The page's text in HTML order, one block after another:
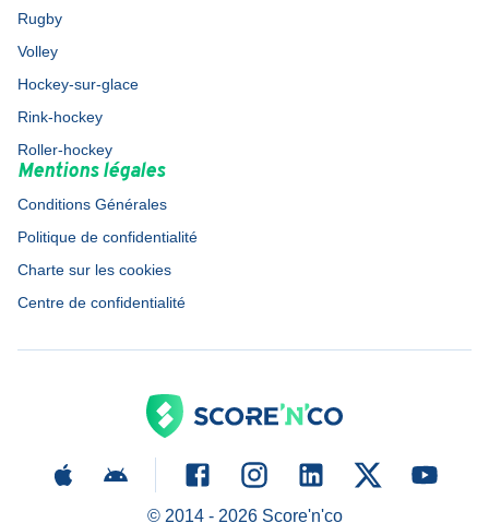
Rugby
Volley
Hockey-sur-glace
Rink-hockey
Roller-hockey
Mentions légales
Conditions Générales
Politique de confidentialité
Charte sur les cookies
Centre de confidentialité
© 2014 - 2026Score'n'co